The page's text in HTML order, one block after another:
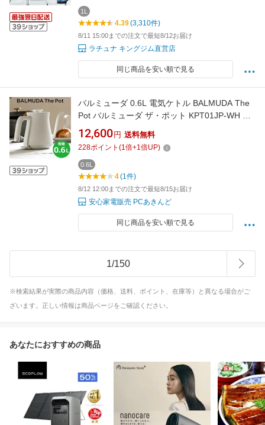
1L
4.39(3,310件)
8/11 15:00までの注文で最短8/12お届け
ラチュナ キングジム直営店
同じ商品を安い順で見る
バルミューダ 0.6L 電気ケトル BALMUDA The
Pot バルミューダ ザ・ポット KPT01JP-WH ホ
ワイト ステンレス コンパクト おしゃれ【送料
無料】【KK9N0D18P】
12,600 円 送料無料
228ポイント (1倍+1倍UP)
0.6L
4(1件)
8/12 12:00までの注文で最短8/15お届け
安心家電販売 PCあきんど
同じ商品を安い順で見る
1/150
※検索結果が実際の商品内容（価格、送料、ポイント、在庫等）と異なる場合がご
ざいます。正しい情報は商品ページをご確認ください。
あなたにおすすめの商品